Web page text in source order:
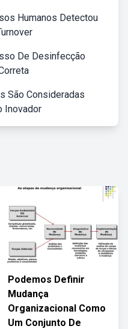
Humanos Detectou
De Desinfecção
São Consideradas
Inovador
Podemos Definir
Mudança
Organizacional Como
Um Conjunto De